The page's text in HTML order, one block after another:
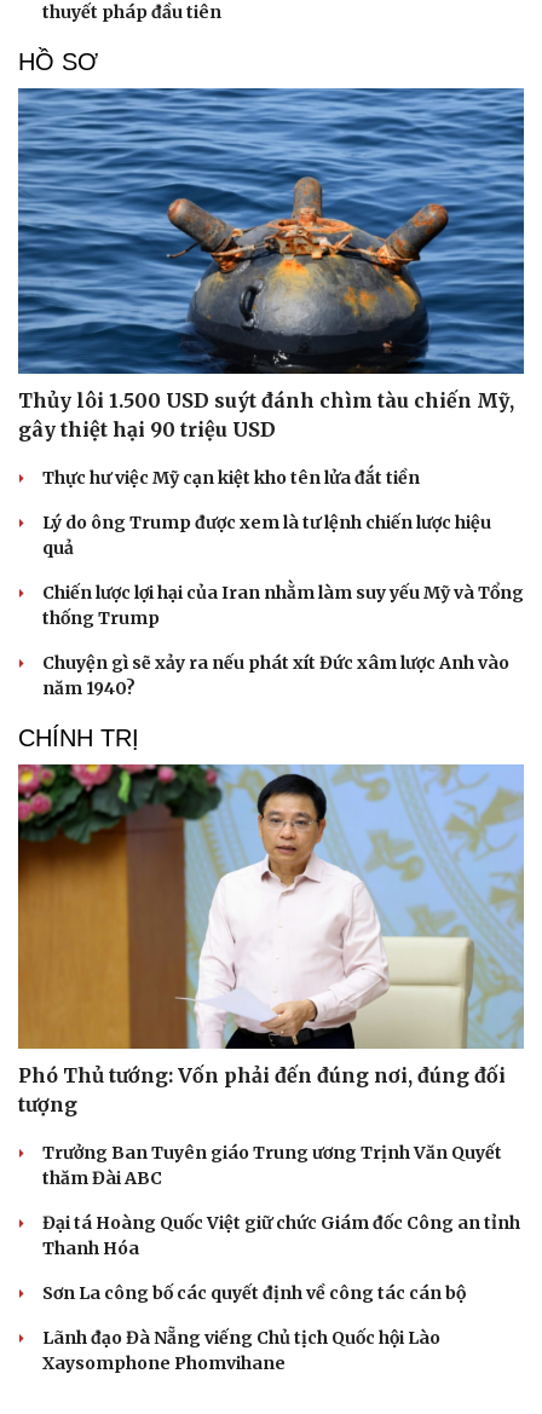
thuyết pháp đầu tiên
HỒ SƠ
Thủy lôi 1.500 USD suýt đánh chìm tàu chiến Mỹ,
gây thiệt hại 90 triệu USD
Thực hư việc Mỹ cạn kiệt kho tên lửa đắt tiền
Lý do ông Trump được xem là tư lệnh chiến lược hiệu
quả
Chiến lược lợi hại của Iran nhằm làm suy yếu Mỹ và Tổng
thống Trump
Chuyện gì sẽ xảy ra nếu phát xít Đức xâm lược Anh vào
năm 1940?
CHÍNH TRỊ
Phó Thủ tướng: Vốn phải đến đúng nơi, đúng đối
tượng
Trưởng Ban Tuyên giáo Trung ương Trịnh Văn Quyết
thăm Đài ABC
Đại tá Hoàng Quốc Việt giữ chức Giám đốc Công an tỉnh
Thanh Hóa
Sơn La công bố các quyết định về công tác cán bộ
Lãnh đạo Đà Nẵng viếng Chủ tịch Quốc hội Lào
Xaysomphone Phomvihane